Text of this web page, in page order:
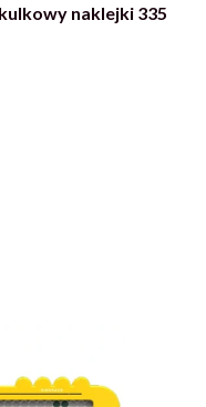
naklejki 335